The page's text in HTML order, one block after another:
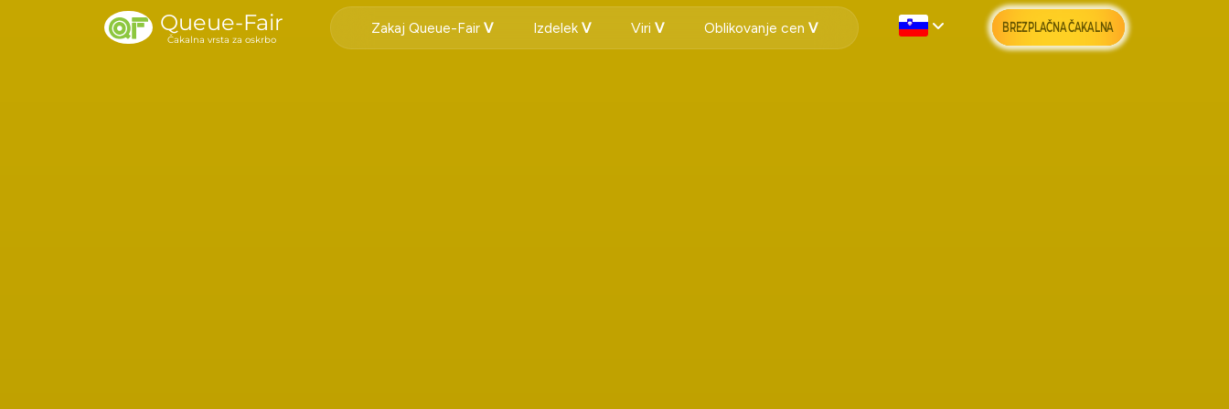
Queue-Fair
Čakalna vrsta za oskrbo
Zakaj Queue-Fair Izdelek Viri Oblikovanje cen BREZPLAČNA ČAKALNA